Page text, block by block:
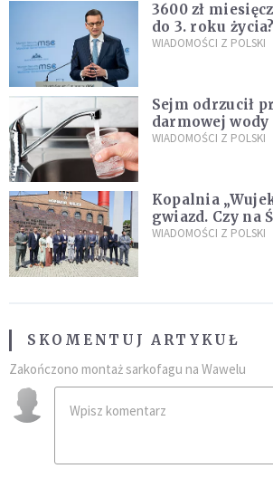
3600 zł
do 3. roku
propozycji
WIADOMOŚCI Z POLSKI
Sejm odrzucił
darmowej
restauracjach
WIADOMOŚCI Z POLSKI
Kopalnia
gwiazd. Czy na
„Dolina
WIADOMOŚCI Z POLSKI
SKOMENTUJ ARTYKUŁ
Zakończono montaż sarkofagu na Wawelu